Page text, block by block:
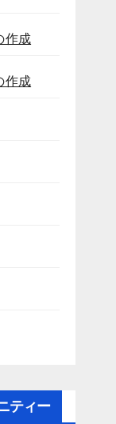
作成
作成
ティー